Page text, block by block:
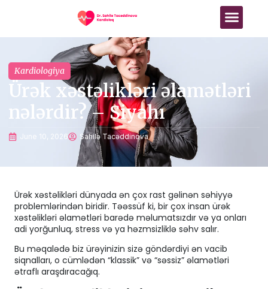
Kardiologiya
Ürək xəstəlikləri əlamətləri
nələrdir? – Siyahı
June 10, 2026 Sahilə Tacəddinova
Ürək xəstəlikləri dünyada ən çox rast gəlinən səhiyyə
problemlərindən biridir. Təəssüf ki, bir çox insan ürək
xəstəlikləri əlamətləri barədə məlumatsızdır və ya onları
adi yorğunluq, stress və ya həzmsizliklə səhv salır.
Bu məqalədə biz ürəyinizin sizə göndərdiyi ən vacib
siqnalları, o cümlədən “klassik” və “səssiz” əlamətləri
ətraflı araşdıracağıq.